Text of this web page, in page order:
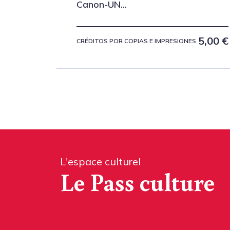
Canon-UN...
CRÉDITOS POR COPIAS E IMPRESIONES 5,00 €
L'espace culturel
Le Pass culture